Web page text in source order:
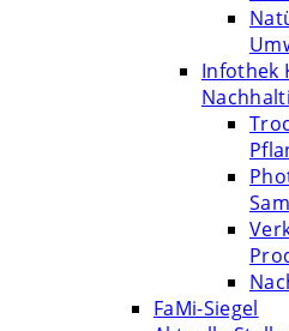
Infothek
FaMi-Siegel